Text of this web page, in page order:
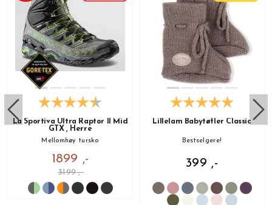
La Sportiva Ultra Raptor II Mid
GTX , Herre
Mellomhøy tursko
1899 ,-
3199 ,-
Lillelam Babytøfler Classic
Bestselgere!
399 ,-